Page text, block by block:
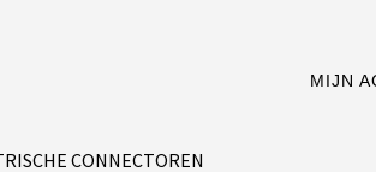
MIJN
CONNECTOREN